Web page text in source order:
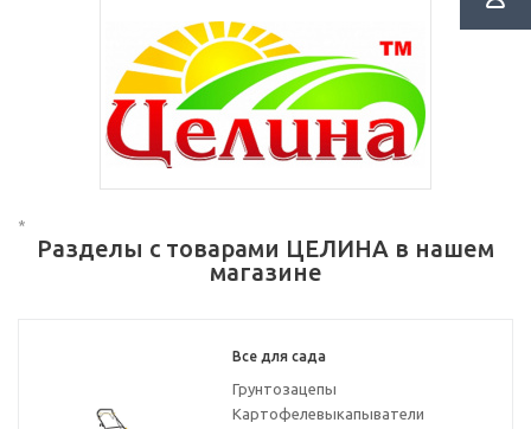
*
Разделы с товарами ЦЕЛИНА в нашем
магазине
Все для сада
Грунтозацепы
Картофелевыкапыватели